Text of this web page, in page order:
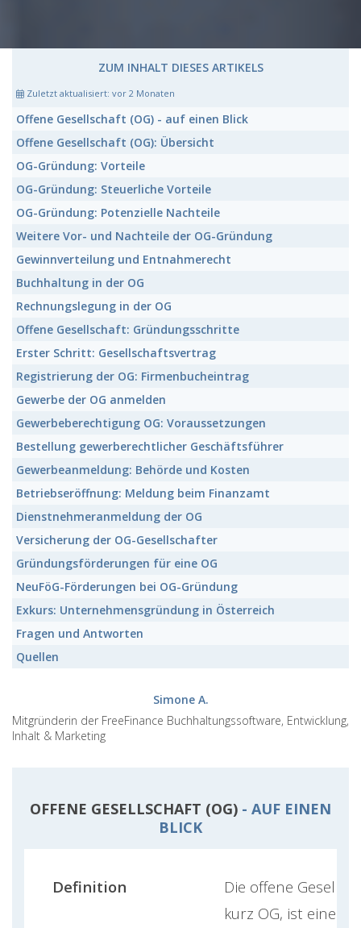
ZUM INHALT DIESES ARTIKELS
Zuletzt aktualisiert: vor 2 Monaten
Offene Gesellschaft (OG) - auf einen Blick
Offene Gesellschaft (OG): Übersicht
OG-Gründung: Vorteile
OG-Gründung: Steuerliche Vorteile
OG-Gründung: Potenzielle Nachteile
Weitere Vor- und Nachteile der OG-Gründung
Gewinnverteilung und Entnahmerecht
Buchhaltung in der OG
Rechnungslegung in der OG
Offene Gesellschaft: Gründungsschritte
Erster Schritt: Gesellschaftsvertrag
Registrierung der OG: Firmenbucheintrag
Gewerbe der OG anmelden
Gewerbeberechtigung OG: Voraussetzungen
Bestellung gewerberechtlicher Geschäftsführer
Gewerbeanmeldung: Behörde und Kosten
Betriebseröffnung: Meldung beim Finanzamt
Dienstnehmeranmeldung der OG
Versicherung der OG-Gesellschafter
Gründungsförderungen für eine OG
NeuFöG-Förderungen bei OG-Gründung
Exkurs: Unternehmensgründung in Österreich
Fragen und Antworten
Quellen
Simone A.
Mitgründerin der FreeFinance Buchhaltungssoftware, Entwicklung,
Inhalt & Marketing
OFFENE GESELLSCHAFT (OG) - AUF EINEN
BLICK
Definition
Die offene
kurz OG, ist eine